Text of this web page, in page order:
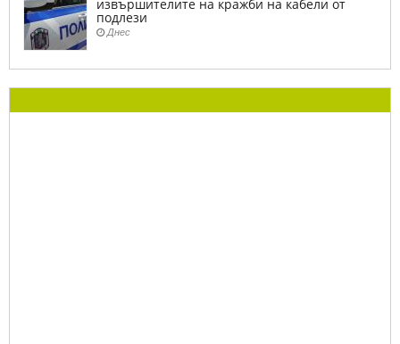
извършителите на кражби на кабели от
подлези
Днес